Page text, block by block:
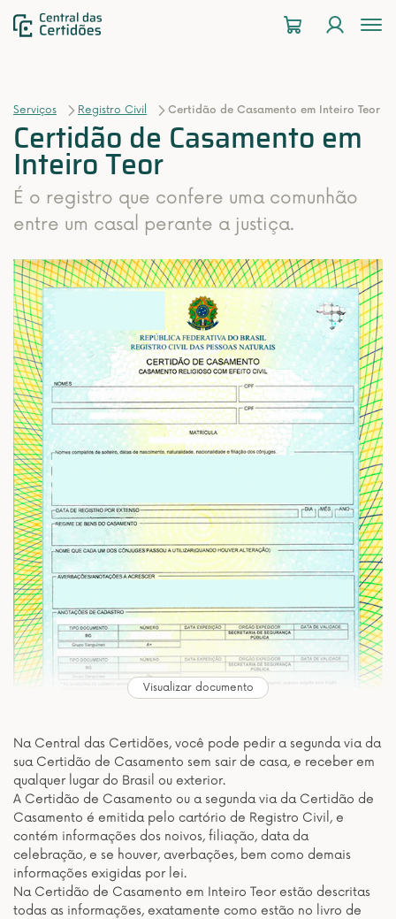
Serviços Registro Civil Certidão de Casamento em Inteiro Teor
Certidão de Casamento em
Inteiro Teor
É o registro que confere uma comunhão
entre um casal perante a justiça.
Visualizar documento
Na Central das Certidões, você pode pedir a segunda via da
sua Certidão de Casamento sem sair de casa, e receber em
qualquer lugar do Brasil ou exterior.
A Certidão de Casamento ou a segunda via da Certidão de
Casamento é emitida pelo cartório de Registro Civil, e
contém informações dos noivos, filiação, data da
celebração, e se houver, averbações, bem como demais
informações exigidas por lei.
Na Certidão de Casamento em Inteiro Teor estão descritas
todas as informações, exatamente como estão no livro de